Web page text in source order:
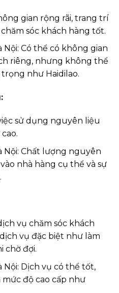
gian rộng rãi, trang trí
sóc khách hàng tốt.
Nội: Có thể có không gian
riêng, nhưng không thể
như Haidilao.
sử dụng nguyên liệu
Nội: Chất lượng nguyên
nhà hàng cụ thể và sự
vụ chăm sóc khách
vụ đặc biệt như làm
chờ đợi.
Nội: Dịch vụ có thể tốt,
độ cao cấp như